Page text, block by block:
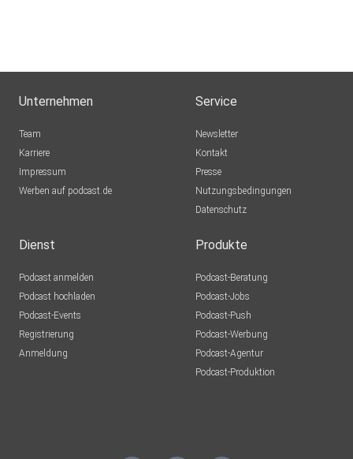
plotzks
Pixel13
Langenau
BernhardK
AnomalienAndi
Unternehmen
Team
Karriere
Impressum
Werben auf podcast.de
Service
Newsletter
Kontakt
Presse
Nutzungsbedingungen
Datenschutz
Dienst
Podcast anmelden
Podcast hochladen
Podcast-Events
Registrierung
Anmeldung
Produkte
Podcast-Beratung
Podcast-Jobs
Podcast-Push
Podcast-Werbung
Podcast-Agentur
Podcast-Produktion